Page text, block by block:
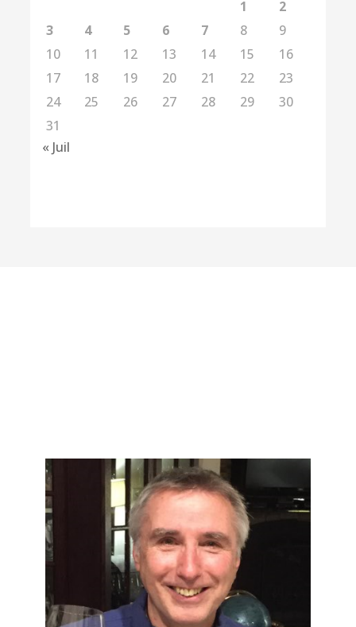
1
2
3
4 5 6 7 8
9
10
11 12 13 14 15
16
17
18 19 20 21 22
23
24
25 26 27 28 29
30
31
« Juil